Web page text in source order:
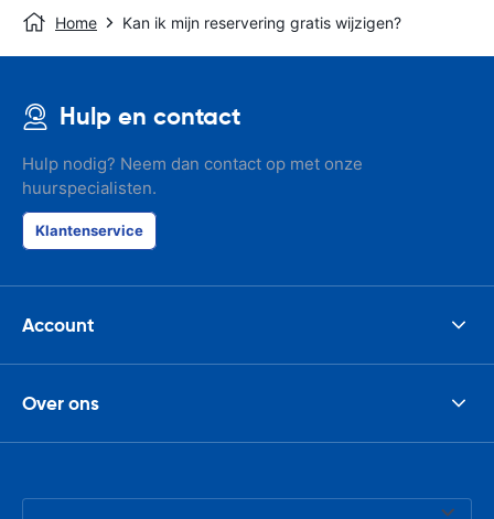
Home Kan ik mijn reservering gratis wijzigen?
Hulp en contact
Hulp nodig? Neem dan contact op met onze
huurspecialisten.
Klantenservice
Account
Over ons